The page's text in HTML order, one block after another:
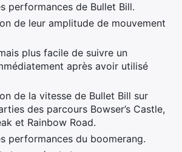
performances de Bullet Bill.
de leur amplitude de mouvement
plus facile de suivre un
après avoir utilisé
de la vitesse de Bullet Bill sur
des parcours Bowser’s Castle,
et Rainbow Road.
performances du boomerang.